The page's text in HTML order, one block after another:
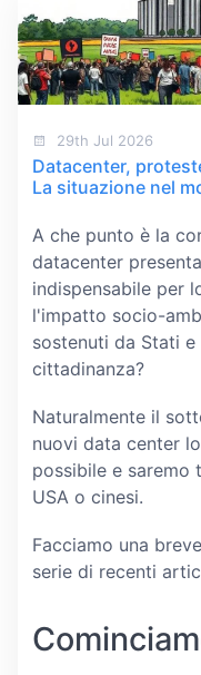
29th Jul 2026
Datacenter,
La situazione nel
A che punto è la
datacenter
indispensabile per
l'impatto socio-
sostenuti da Stati
cittadinanza?
Naturalmente il
nuovi data center
possibile e saremo
USA o cinesi.
Facciamo una
serie di recenti